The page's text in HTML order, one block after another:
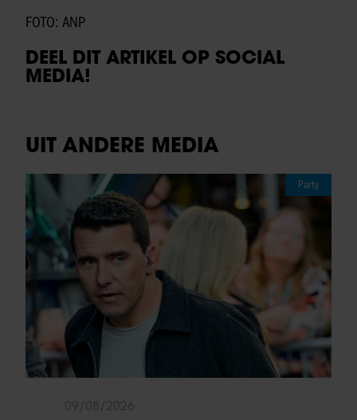
FOTO: ANP
DEEL DIT ARTIKEL OP SOCIAL
MEDIA!
UIT ANDERE MEDIA
Party